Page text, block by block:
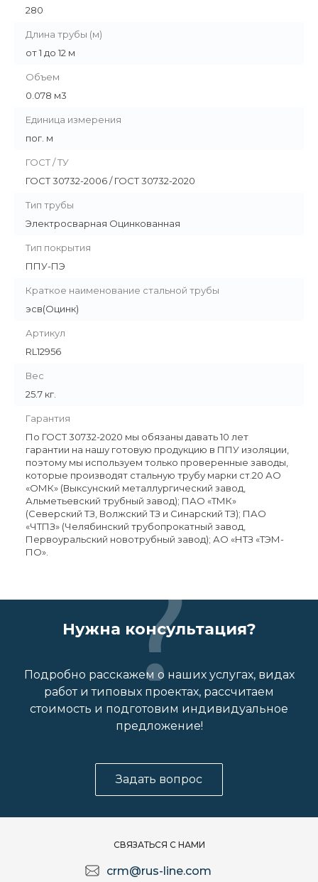
280
Длина трубы (м)
от 1 до 12 м
Объем
0.078 м3
Единица измерения
пог. м
ГОСТ / ТУ
ГОСТ 30732-2006 / ГОСТ 30732-2020
Тип трубы
Электросварная Оцинкованная
Тип покрытия
ППУ-ПЭ
Краткое наименование стальной трубы
эсв(Оцинк)
Артикул
RL12956
Вес
25.7 кг.
Гарантия
По ГОСТ 30732-2020 мы обязаны давать 10 лет
гарантии на нашу готовую продукцию в ППУ изоляции,
поэтому мы используем только проверенные заводы,
которые производят стальную трубу марки ст.20 АО
«ОМК» (Выксунский металлургический завод,
Альметьевский трубный завод); ПАО «ТМК»
(Северский ТЗ, Волжский ТЗ и Синарский ТЗ); ПАО
«ЧТПЗ» (Челябинский трубопрокатный завод,
Первоуральский новотрубный завод); АО «НТЗ «ТЭМ-
ПО».
Нужна консультация?
Подробно расскажем о наших услугах, видах
работ и типовых проектах, рассчитаем
стоимость и подготовим индивидуальное
предложение!
Задать вопрос
СВЯЗАТЬСЯ С НАМИ
crm@rus-line.com